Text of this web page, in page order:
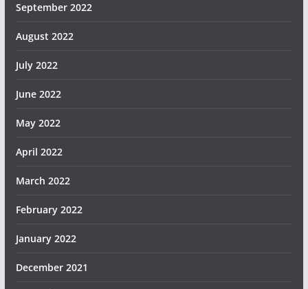
September 2022
August 2022
July 2022
June 2022
May 2022
April 2022
March 2022
February 2022
January 2022
December 2021